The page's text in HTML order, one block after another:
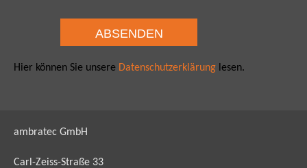
Hier können Sie unsere Datenschutzerklärung lesen.
ambratec GmbH
Carl-Zeiss-Straße 33